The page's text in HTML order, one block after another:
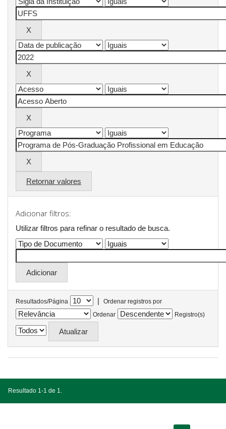
Retornar valores
Adicionar filtros:
Utilizar filtros para refinar o resultado de busca.
Resultados/Página |
Ordenar registros por
Ordenar
Registro(s)
Resultado 1-1 de 1.